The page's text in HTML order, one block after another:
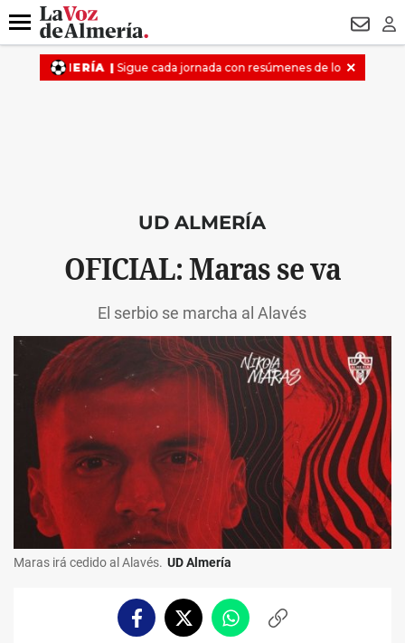
DESTACADO TURISMO
Menú
UD ALMERÍA
OFICIAL: Maras se va
El serbio se marcha al Alavés
Maras irá cedido al Alavés. UD Almería
FacebookTwitterWhatsappCopiar